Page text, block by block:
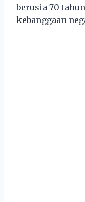
berusia 70
kebanggaan